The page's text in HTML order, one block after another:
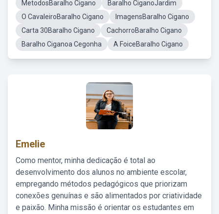
MetodosBaralho Cigano
Baralho CiganoJardim
O CavaleiroBaralho Cigano
ImagensBaralho Cigano
Carta 30Baralho Cigano
CachorroBaralho Cigano
Baralho Ciganoa Cegonha
A FoiceBaralho Cigano
Emelie
Como mentor, minha dedicação é total ao
desenvolvimento dos alunos no ambiente escolar,
empregando métodos pedagógicos que priorizam
conexões genuínas e são alimentados por criatividade
e paixão. Minha missão é orientar os estudantes em